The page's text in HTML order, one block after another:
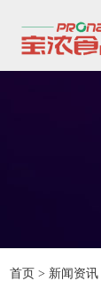
首页 > 新闻资讯